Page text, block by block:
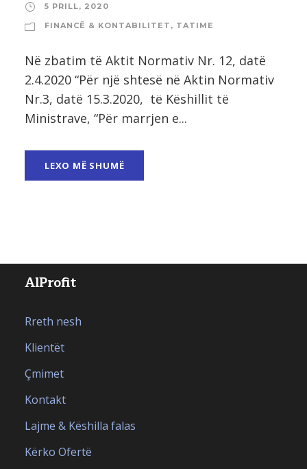
5 PRILL, 2020
FINANCË & KONTABILITET , TATIME
Në zbatim të Aktit Normativ Nr. 12, datë
2.4.2020 “Për një shtesë në Aktin Normativ
Nr.3, datë 15.3.2020, të Këshillit të
Ministrave, “Për marrjen e...
LEXO MË SHUMË
AlProfit
Rreth nesh
Klientët
Çmimet
Kontakt
Lajme & Këshilla falas
Kërko Ofertë